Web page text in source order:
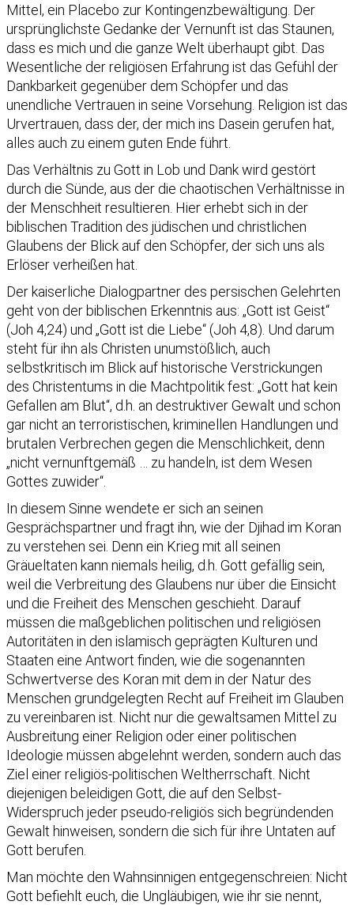
Mittel, ein Placebo zur Kontingenzbewältigung. Der
ursprünglichste Gedanke der Vernunft ist das Staunen,
dass es mich und die ganze Welt überhaupt gibt. Das
Wesentliche der religiösen Erfahrung ist das Gefühl der
Dankbarkeit gegenüber dem Schöpfer und das
unendliche Vertrauen in seine Vorsehung. Religion ist das
Urvertrauen, dass der, der mich ins Dasein gerufen hat,
alles auch zu einem guten Ende führt.
Das Verhältnis zu Gott in Lob und Dank wird gestört
durch die Sünde, aus der die chaotischen Verhältnisse in
der Menschheit resultieren. Hier erhebt sich in der
biblischen Tradition des jüdischen und christlichen
Glaubens der Blick auf den Schöpfer, der sich uns als
Erlöser verheißen hat.
Der kaiserliche Dialogpartner des persischen Gelehrten
geht von der biblischen Erkenntnis aus: „Gott ist Geist“
(Joh 4,24) und „Gott ist die Liebe“ (Joh 4,8). Und darum
steht für ihn als Christen unumstößlich, auch
selbstkritisch im Blick auf historische Verstrickungen
des Christentums in die Machtpolitik fest: „Gott hat kein
Gefallen am Blut“, d.h. an destruktiver Gewalt und schon
gar nicht an terroristischen, kriminellen Handlungen und
brutalen Verbrechen gegen die Menschlichkeit, denn
„nicht vernunftgemäß … zu handeln, ist dem Wesen
Gottes zuwider“.
In diesem Sinne wendete er sich an seinen
Gesprächspartner und fragt ihn, wie der Djihad im Koran
zu verstehen sei. Denn ein Krieg mit all seinen
Gräueltaten kann niemals heilig, d.h. Gott gefällig sein,
weil die Verbreitung des Glaubens nur über die Einsicht
und die Freiheit des Menschen geschieht. Darauf
müssen die maßgeblichen politischen und religiösen
Autoritäten in den islamisch geprägten Kulturen und
Staaten eine Antwort finden, wie die sogenannten
Schwertverse des Koran mit dem in der Natur des
Menschen grundgelegten Recht auf Freiheit im Glauben
zu vereinbaren ist. Nicht nur die gewaltsamen Mittel zu
Ausbreitung einer Religion oder einer politischen
Ideologie müssen abgelehnt werden, sondern auch das
Ziel einer religiös-politischen Weltherrschaft. Nicht
diejenigen beleidigen Gott, die auf den Selbst-
Widerspruch jeder pseudo-religiös sich begründenden
Gewalt hinweisen, sondern die sich für ihre Untaten auf
Gott berufen.
Man möchte den Wahnsinnigen entgegenschreien: Nicht
Gott befiehlt euch, die Ungläubigen, wie ihr sie nennt,